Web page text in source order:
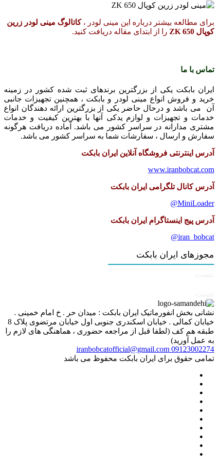
برای مطالعه بیشتر درباره این مینی لودر ،کاتالوگ مینی لودر زرین
کوپال ZK 650
را از ابتدای مقاله دریافت کنید.
تماس با ما
ایران بابکت یکی از بزرگترین برندهای ثبت شده کشور در زمینه
خرید و فروش انواع مینی لودر و بابکت ، همچنین تجهیزات جانبی
آن می باشد و درحال حاضر یکی از بزرگترین ارائه دهندگان انواع
خدمات و تجهیزات و لوازم یدکی آنها با بهترین کیفیت و خدمات
مشتری مدارانه در سراسر کشور می باشد. آماده دریافت هرگونه
سفارش و ارسال ، سفارشات شما به سراسر کشور می باشد.
آدرس اینترنتی فروشگاه آنلاین ایران بابکت
www.iranbobcat.com
آدرس کانال تلگرامی ایران بابکت
MiniLoader@
آدرس پیج اینستاگرام ایران بابکت
iran_bobcat@
مجوزهای ایران بابکت
نشانی بخش انفورماتیک ایران بابکت : میدان حر . خ امام خمینی .
خیابان کمالی . خیابان اسکندری جنوبی اول خیابان مرتضوی پلاک 8
طبقه هم کف (لطفا قبل از مراجعه حضوری ، هماهنگی های لازم را
به عمل آورید)
09123002274
iranbobcatofficial@gmail.com
تمامی حقوق برای ایران بابکت محفوظ می باشد